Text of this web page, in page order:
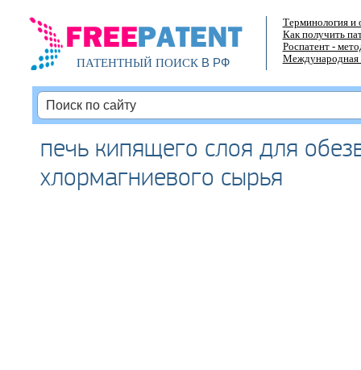
ПАТЕНТНЫЙ ПОИСКВ РФ
Терминология и
Как получить
Роспатент -
Международная
печь кипящего слоя для
хлормагниевого сырья